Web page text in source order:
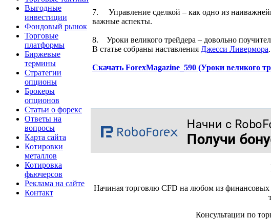
Выгодные
инвестиции
Фондовый рынок
Торговые
платформы
Биржевые
термины
Стратегии
опционы
Брокеры
опционов
Статьи о форекс
Ответы на
вопросы
Карта сайта
Котировки
металлов
Котировка
фьючерсов
Реклама на сайте
Контакт
7. Управление сделкой – как одно из
важные аспекты.
8. Уроки великого трейдера – довольно
В статье собраны наставления Джесси Ливермора.
Скачать ForexMagazine_590 (Уроки великого
Начиная торговлю CFD на любом из финансовых
Консультации по